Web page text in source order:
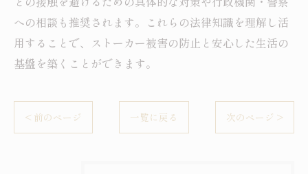
への相談も推奨されます。これらの法律知識を理解し活
用することで、ストーカー被害の防止と安心した生活の
基盤を築くことができます。
< 前のページ 一覧に戻る 次のページ >